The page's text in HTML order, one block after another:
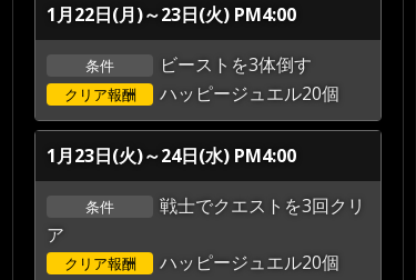
1月22日(月)～23日(火) PM4:00
条件 ビーストを3体倒す
クリア報酬 ハッピージュエル20個
1月23日(火)～24日(水) PM4:00
条件
戦士でクエストを3回クリ
ア
クリア報酬 ハッピージュエル20個